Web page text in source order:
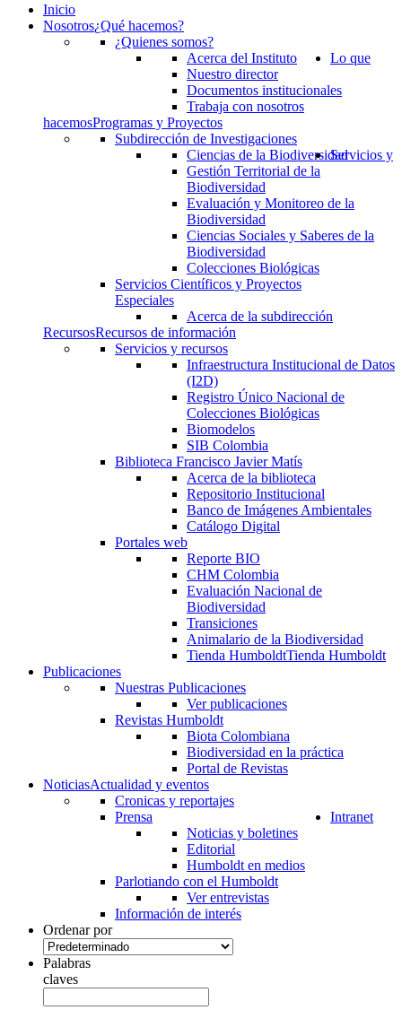
Inicio
Nosotros¿Qué hacemos?
¿Quienes somos?
Acerca del Instituto
Nuestro director
Documentos institucionales
Trabaja con nosotros
Lo que
hacemosProgramas y Proyectos
Subdirección de Investigaciones
Ciencias de la Biodiversidad
Gestión Territorial de la
Biodiversidad
Evaluación y Monitoreo de la
Biodiversidad
Ciencias Sociales y Saberes de la
Biodiversidad
Colecciones Biológicas
Servicios Científicos y Proyectos
Especiales
Acerca de la subdirección
Servicios y
RecursosRecursos de información
Servicios y recursos
Infraestructura Institucional de Datos
(I2D)
Registro Único Nacional de
Colecciones Biológicas
Biomodelos
SIB Colombia
Biblioteca Francisco Javier Matís
Acerca de la biblioteca
Repositorio Institucional
Banco de Imágenes Ambientales
Catálogo Digital
Portales web
Reporte BIO
CHM Colombia
Evaluación Nacional de
Biodiversidad
Transiciones
Animalario de la Biodiversidad
Tienda HumboldtTienda Humboldt
Publicaciones
Nuestras Publicaciones
Ver publicaciones
Revistas Humboldt
Biota Colombiana
Biodiversidad en la práctica
Portal de Revistas
NoticiasActualidad y eventos
Cronicas y reportajes
Prensa
Noticias y boletines
Editorial
Humboldt en medios
Parlotiando con el Humboldt
Ver entrevistas
Información de interés
Intranet
Ordenar por
Palabras
claves